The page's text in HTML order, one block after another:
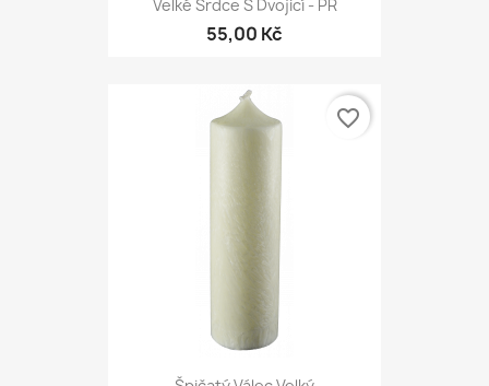
Velké Srdce S Dvojicí - PR
55,00 Kč
favorite_border